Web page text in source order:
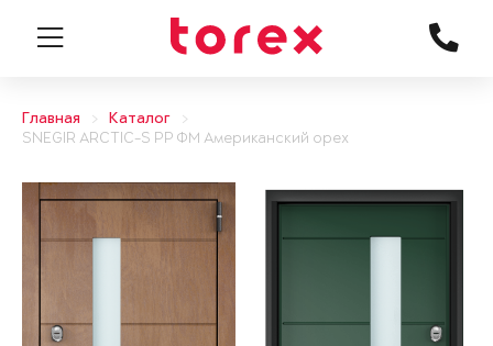
Главная
Каталог
SNEGIR ARCTIC-S PP ФМ Американский орех